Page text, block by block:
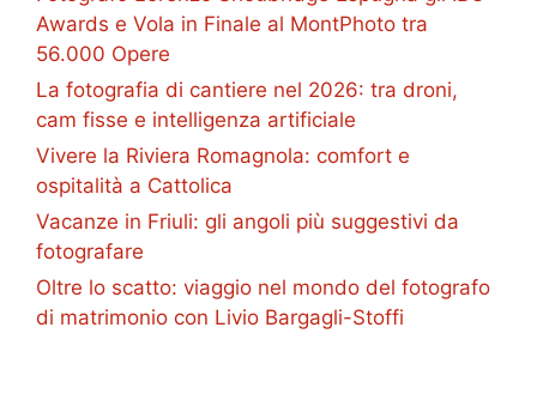
Awards e Vola in Finale al MontPhoto tra
56.000 Opere
La fotografia di cantiere nel 2026: tra droni,
cam fisse e intelligenza artificiale
Vivere la Riviera Romagnola: comfort e
ospitalità a Cattolica
Vacanze in Friuli: gli angoli più suggestivi da
fotografare
Oltre lo scatto: viaggio nel mondo del fotografo
di matrimonio con Livio Bargagli-Stoffi